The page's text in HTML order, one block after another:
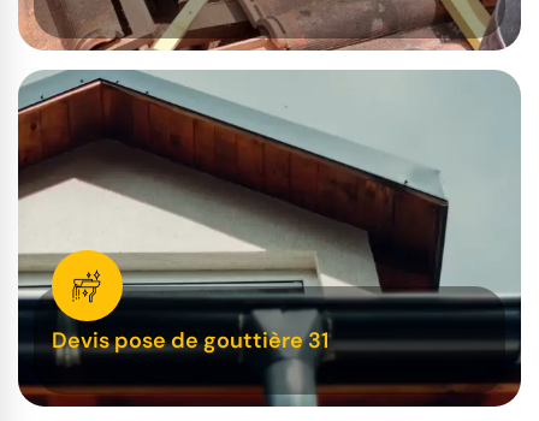
Devis pose de gouttière 31